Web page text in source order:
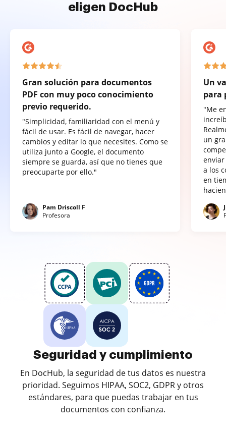
eligen DocHub
Gran solución para documentos
PDF con muy poco conocimiento
previo requerido.
"Simplicidad, familiaridad con el menú y
fácil de usar. Es fácil de navegar, hacer
cambios y editar lo que necesites. Como se
utiliza junto a Google, el documento
siempre se guarda, así que no tienes que
preocuparte por ello."
Pam Driscoll F
Profesora
Un
para
"Me
un
a los
en
Seguridad y cumplimiento
En DocHub, la seguridad de tus datos es nuestra
prioridad. Seguimos HIPAA, SOC2, GDPR y otros
estándares, para que puedas trabajar en tus
documentos con confianza.